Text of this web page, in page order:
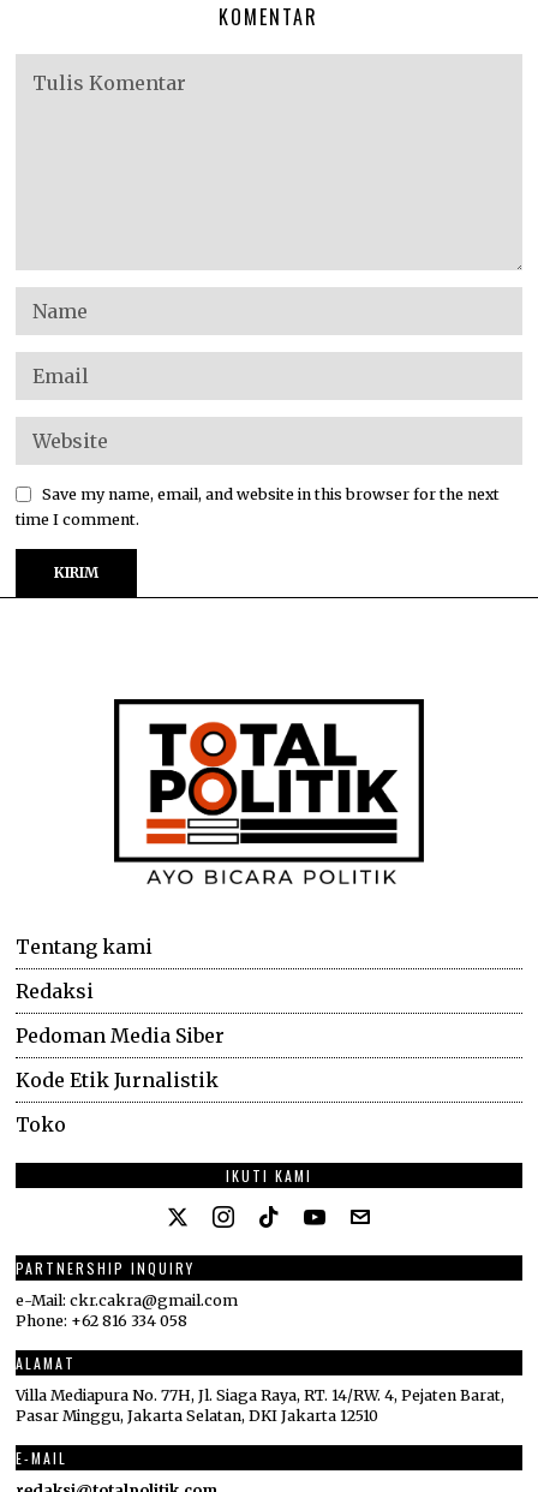
KOMENTAR
Save my name, email, and website in this browser for the next
time I comment.
Tentang kami
Redaksi
Pedoman Media Siber
Kode Etik Jurnalistik
Toko
IKUTI KAMI
PARTNERSHIP INQUIRY
e-Mail: ckr.cakra@gmail.com
Phone: +62 816 334 058
ALAMAT
Villa Mediapura No. 77H, Jl. Siaga Raya, RT. 14/RW. 4, Pejaten Barat,
Pasar Minggu, Jakarta Selatan, DKI Jakarta 12510
E-MAIL